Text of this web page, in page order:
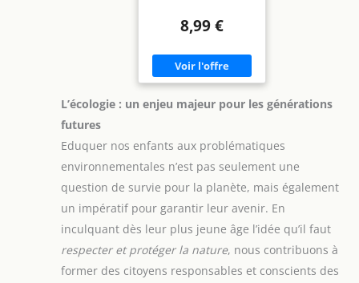
8,99 €
L’écologie : un enjeu majeur pour les générations
futures
Eduquer nos enfants aux problématiques
environnementales n’est pas seulement une
question de survie pour la planète, mais également
un impératif pour garantir leur avenir. En
inculquant dès leur plus jeune âge l’idée qu’il faut
respecter et protéger la nature, nous contribuons à
former des citoyens responsables et conscients des